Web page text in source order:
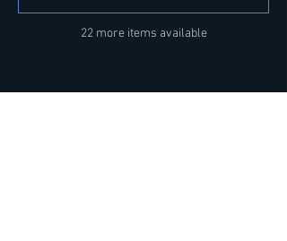
22 more items available